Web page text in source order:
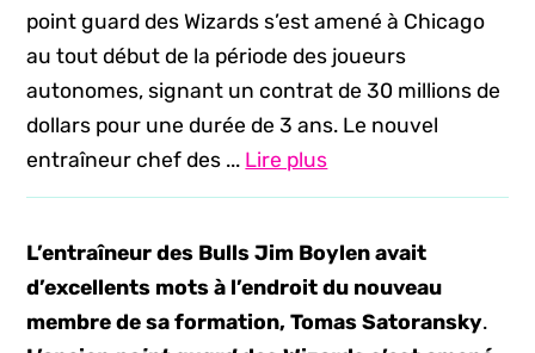
point guard des Wizards s’est amené à Chicago
au tout début de la période des joueurs
autonomes, signant un contrat de 30 millions de
dollars pour une durée de 3 ans. Le nouvel
entraîneur chef des ... Lire plus
L’entraîneur des Bulls Jim Boylen avait
d’excellents mots à l’endroit du nouveau
membre de sa formation, Tomas Satoransky.